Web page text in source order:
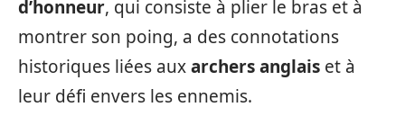
d’honneur, qui consiste à plier le bras et à
montrer son poing, a des connotations
historiques liées auxarchers anglais et à
leur défi envers les ennemis.